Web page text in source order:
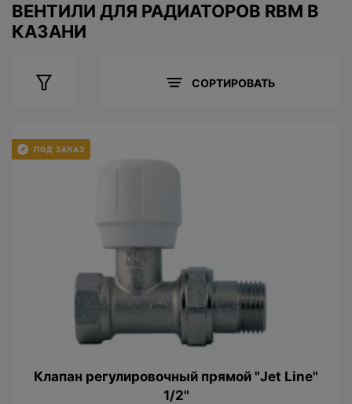
ВЕНТИЛИ ДЛЯ РАДИАТОРОВ RBM В
КАЗАНИ
СОРТИРОВАТЬ
Клапан регулировочный прямой "Jet Line"
1/2"